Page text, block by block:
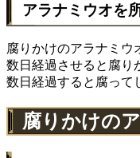
アラナミウオを
腐りかけのアラナミウ
数日経過させると腐り
数日経過すると腐って
腐りかけの